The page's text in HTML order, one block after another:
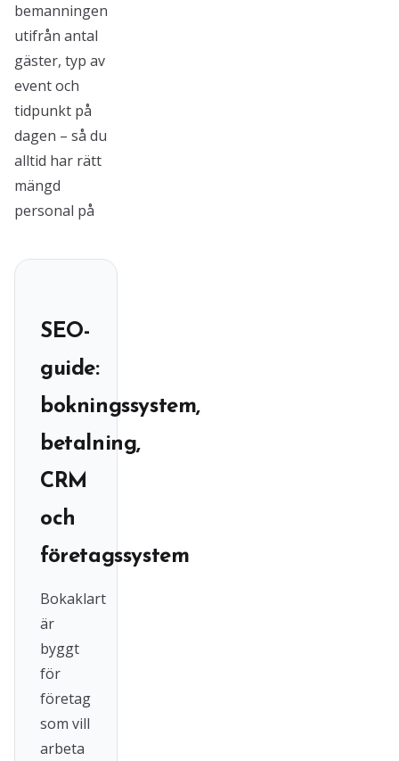
bemanningen
utifrån antal
gäster, typ av
event och
tidpunkt på
dagen – så du
alltid har rätt
mängd
personal på
SEO-
guide:
bokningssystem,
betalning,
CRM
och
företagssystem
Bokaklart
är
byggt
för
företag
som vill
arbeta